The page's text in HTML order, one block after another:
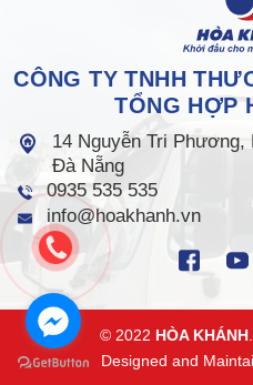
CÔNG TY TNHH
TỔNG HỢP
14 Nguyễn Tri
Đà Nẵng
0935 535 535
info@hoakhanh.vn
© 2022 HÒA KHÁNH
Designed and